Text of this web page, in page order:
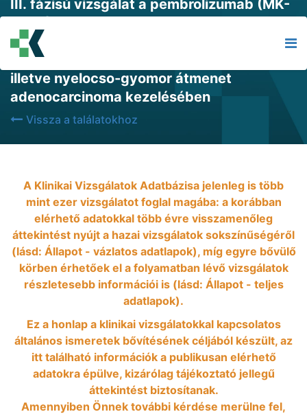
III. fázisú vizsgálat a pembrolizumab (MK-
Placebo+FP/XP kiértékelésére biomarker
alapján kiválasztott, elorehaladott gyomor,
illetve nyelocso-gyomor átmenet
adenocarcinoma kezelésében
Vissza a találatokhoz
A Klinikai Vizsgálatok Adatbázisa jelenleg is több
mint ezer vizsgálatot foglal magába: a korábban
elérhető adatokkal több évre visszamenőleg
áttekintést nyújt a hazai vizsgálatok sokszínűségéről
(lásd: Állapot - vázlatos adatlapok), míg egyre bővülő
körben érhetőek el a folyamatban lévő vizsgálatok
részletesebb információi is (lásd: Állapot - teljes
adatlapok).
Ez a honlap a klinikai vizsgálatokkal kapcsolatos
általános ismeretek bővítésének céljából készült, az
itt található információk a publikusan elérhető
adatokra épülve, kizárólag tájékoztató jellegű
áttekintést biztosítanak.
Amennyiben Önnek további kérdése merülne fel,